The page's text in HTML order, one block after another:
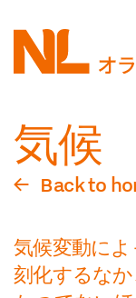
main
気候
Back to
気候変動に
刻化するなか
オラ
ングラウ
425周年
パート
NL
新た